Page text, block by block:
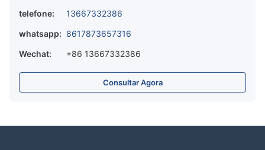
telefone:
13667332386
whatsapp: 8617873657316
Wechat:
+86 13667332386
Consultar Agora